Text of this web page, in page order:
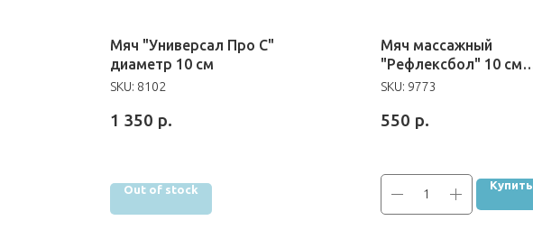
Мяч "Универсал Про С"
диаметр 10 см
SKU: 8102
1 350 р.
Out of stock
Мяч массажный
"Рефлексбол" 10 см
зеленый
SKU: 9773
550 р.
Купить